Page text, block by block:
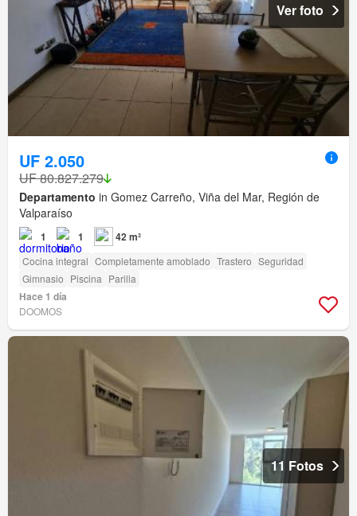
Ver foto
UF 2.050
UF 80.827.279
Departamento in Gomez Carreño, Viña del Mar, Región de
Valparaíso
1 1 42 m²
Cocina integral Completamente amoblado Trastero Seguridad
Gimnasio Piscina Parilla
Hace 1 día
DOOMOS
11 Fotos